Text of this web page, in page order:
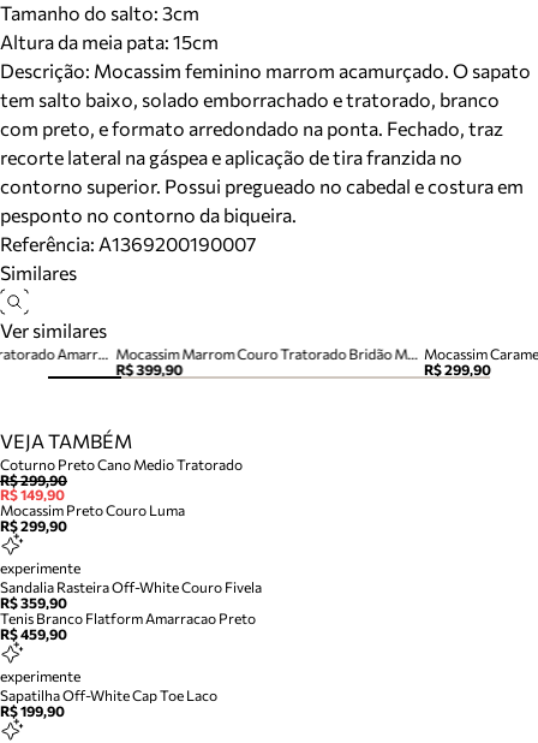
Tamanho do salto: 3cm
Altura da meia pata: 15cm
Descrição: Mocassim feminino marrom acamurçado. O sapato
tem salto baixo, solado emborrachado e tratorado, branco
com preto, e formato arredondado na ponta. Fechado, traz
recorte lateral na gáspea e aplicação de tira franzida no
contorno superior. Possui pregueado no cabedal e costura em
pesponto no contorno da biqueira.
Referência: A1369200190007
Similares
Ver similares
Mocassim Marrom Couro Tratorado Bridão Metal
R$ 399,90
R$ 299,90
Mocassim Marrom Camurça Tratorado Amarração Siena
VEJA TAMBÉM
Coturno Preto Cano Medio Tratorado
R$ 299,90
R$ 149,90
Mocassim Preto Couro Luma
R$ 299,90
experimente
Sandalia Rasteira Off-White Couro Fivela
R$ 359,90
Tenis Branco Flatform Amarracao Preto
R$ 459,90
experimente
Sapatilha Off-White Cap Toe Laco
R$ 199,90